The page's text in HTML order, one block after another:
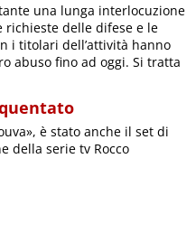
una lunga interlocuzione
richieste delle difese e le
i titolari dell’attività hanno
abuso fino ad oggi. Si tratta
è stato anche il set di
della serie tv Rocco